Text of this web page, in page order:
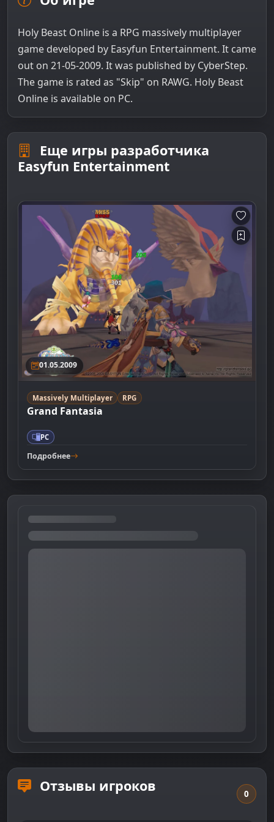
Holy Beast Online is a RPG massively multiplayer
game developed by Easyfun Entertainment. It came
out on 21-05-2009. It was published by CyberStep.
The game is rated as "Skip" on RAWG. Holy Beast
Online is available on PC.
Еще игры разработчика
Easyfun Entertainment
01.05.2009
Massively Multiplayer RPG
Grand Fantasia
PC
Подробнее
Отзывы игроков 0